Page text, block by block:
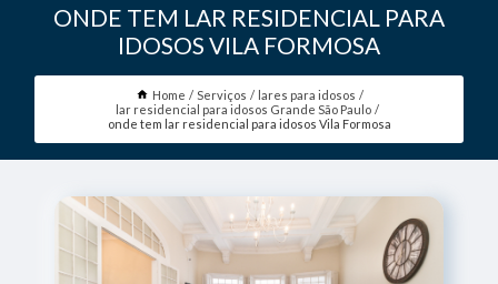
ONDE TEM LAR RESIDENCIAL PARA
IDOSOS VILA FORMOSA
Home Serviços
lares para idosos
lar residencial para idosos Grande São Paulo
onde tem lar residencial para idosos Vila Formosa